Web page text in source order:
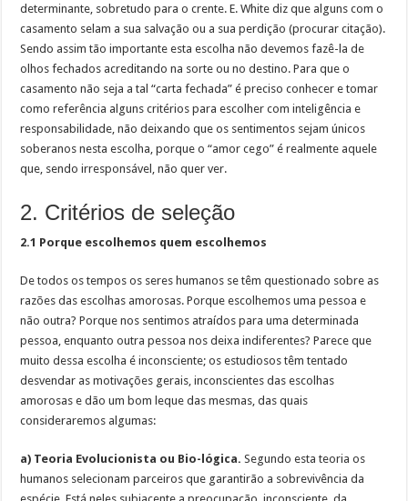
determinante, sobretudo para o crente. E. White diz que alguns com o
casamento selam a sua salvação ou a sua perdição (procurar citação).
Sendo assim tão importante esta escolha não devemos fazê-la de
olhos fechados acreditando na sorte ou no destino. Para que o
casamento não seja a tal “carta fechada” é preciso conhecer e tomar
como referência alguns critérios para escolher com inteligência e
responsabilidade, não deixando que os sentimentos sejam únicos
soberanos nesta escolha, porque o “amor cego” é realmente aquele
que, sendo irresponsável, não quer ver.
2. Critérios de seleção
2.1 Porque escolhemos quem escolhemos
De todos os tempos os seres humanos se têm questionado sobre as
razões das escolhas amorosas. Porque escolhemos uma pessoa e
não outra? Porque nos sentimos atraídos para uma determinada
pessoa, enquanto outra pessoa nos deixa indiferentes? Parece que
muito dessa escolha é inconsciente; os estudiosos têm tentado
desvendar as motivações gerais, inconscientes das escolhas
amorosas e dão um bom leque das mesmas, das quais
consideraremos algumas:
a) Teoria Evolucionista ou Bio-lógica. Segundo esta teoria os
humanos selecionam parceiros que garantirão a sobrevivência da